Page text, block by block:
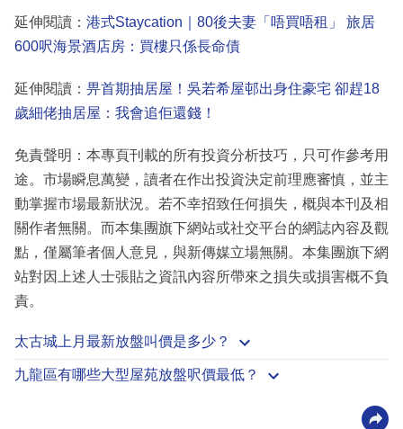
延伸閱讀： 港式Staycation｜80後夫妻「唔買唔租」 旅居
600呎海景酒店房：買樓只係長命債
延伸閱讀： 畀首期抽居屋！吳若希屋邨出身住豪宅 卻趕18
歲細佬抽居屋：我會追佢還錢！
免責聲明：本專頁刊載的所有投資分析技巧，只可作參考用
途。市場瞬息萬變，讀者在作出投資決定前理應審慎，並主
動掌握市場最新狀況。若不幸招致任何損失，概與本刊及相
關作者無關。而本集團旗下網站或社交平台的網誌內容及觀
點，僅屬筆者個人意見，與新傳媒立場無關。本集團旗下網
站對因上述人士張貼之資訊內容所帶來之損失或損害概不負
責。
太古城上月最新放盤叫價是多少？
九龍區有哪些大型屋苑放盤呎價最低？